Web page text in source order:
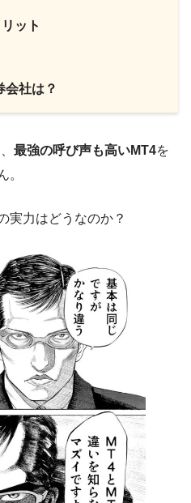
ット
会社は？
最強の呼び声も高いMT4を
。
実力はどうなのか？